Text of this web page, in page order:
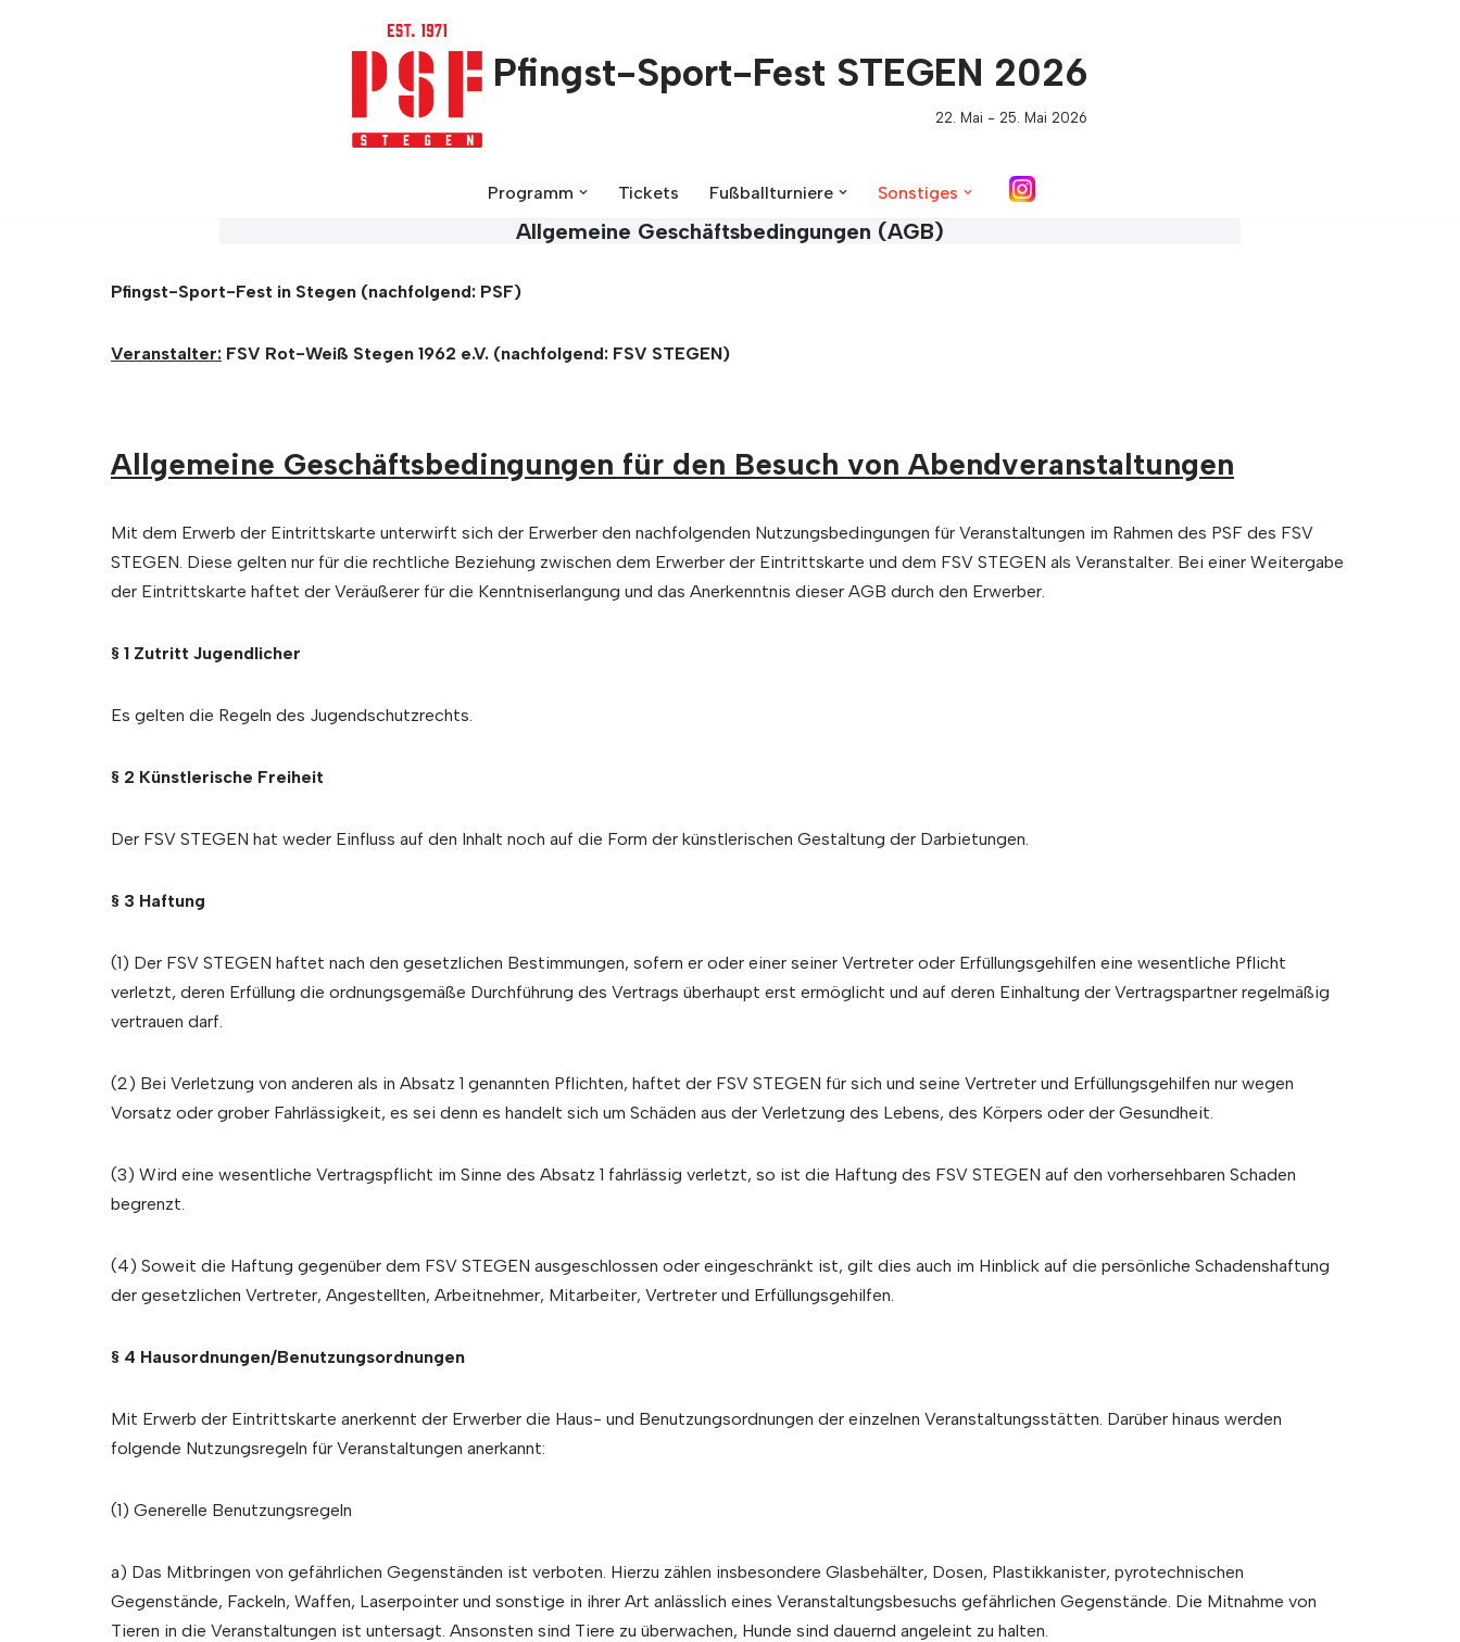
Pfingst-Sport-Fest STEGEN 2026
22. Mai - 25. Mai 2026
Programm Tickets Fußballturniere Sonstiges
Allgemeine Geschäftsbedingungen (AGB)
Pfingst-Sport-Fest in Stegen (nachfolgend: PSF)
Veranstalter: FSV Rot-Weiß Stegen 1962 e.V. (nachfolgend: FSV STEGEN)
Allgemeine Geschäftsbedingungen für den Besuch von Abendveranstaltungen
Mit dem Erwerb der Eintrittskarte unterwirft sich der Erwerber den nachfolgenden Nutzungsbedingungen für Veranstaltungen im Rahmen des PSF des FSV
STEGEN. Diese gelten nur für die rechtliche Beziehung zwischen dem Erwerber der Eintrittskarte und dem FSV STEGEN als Veranstalter. Bei einer Weitergabe
der Eintrittskarte haftet der Veräußerer für die Kenntniserlangung und das Anerkenntnis dieser AGB durch den Erwerber.
§ 1 Zutritt Jugendlicher
Es gelten die Regeln des Jugendschutzrechts.
§ 2 Künstlerische Freiheit
Der FSV STEGEN hat weder Einfluss auf den Inhalt noch auf die Form der künstlerischen Gestaltung der Darbietungen.
§ 3 Haftung
(1) Der FSV STEGEN haftet nach den gesetzlichen Bestimmungen, sofern er oder einer seiner Vertreter oder Erfüllungsgehilfen eine wesentliche Pflicht
verletzt, deren Erfüllung die ordnungsgemäße Durchführung des Vertrags überhaupt erst ermöglicht und auf deren Einhaltung der Vertragspartner regelmäßig
vertrauen darf.
(2) Bei Verletzung von anderen als in Absatz 1 genannten Pflichten, haftet der FSV STEGEN für sich und seine Vertreter und Erfüllungsgehilfen nur wegen
Vorsatz oder grober Fahrlässigkeit, es sei denn es handelt sich um Schäden aus der Verletzung des Lebens, des Körpers oder der Gesundheit.
(3) Wird eine wesentliche Vertragspflicht im Sinne des Absatz 1 fahrlässig verletzt, so ist die Haftung des FSV STEGEN auf den vorhersehbaren Schaden
begrenzt.
(4) Soweit die Haftung gegenüber dem FSV STEGEN ausgeschlossen oder eingeschränkt ist, gilt dies auch im Hinblick auf die persönliche Schadenshaftung
der gesetzlichen Vertreter, Angestellten, Arbeitnehmer, Mitarbeiter, Vertreter und Erfüllungsgehilfen.
§ 4 Hausordnungen/Benutzungsordnungen
Mit Erwerb der Eintrittskarte anerkennt der Erwerber die Haus- und Benutzungsordnungen der einzelnen Veranstaltungsstätten. Darüber hinaus werden
folgende Nutzungsregeln für Veranstaltungen anerkannt:
(1) Generelle Benutzungsregeln
a) Das Mitbringen von gefährlichen Gegenständen ist verboten. Hierzu zählen insbesondere Glasbehälter, Dosen, Plastikkanister, pyrotechnischen
Gegenstände, Fackeln, Waffen, Laserpointer und sonstige in ihrer Art anlässlich eines Veranstaltungsbesuchs gefährlichen Gegenstände. Die Mitnahme von
Tieren in die Veranstaltungen ist untersagt. Ansonsten sind Tiere zu überwachen, Hunde sind dauernd angeleint zu halten.